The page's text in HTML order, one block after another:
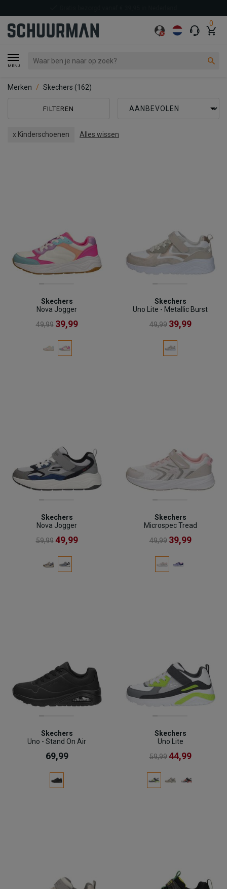
0
MENU
Merken Skechers (162)
FILTEREN
x Kinderschoenen Alles wissen
Skechers
Nova Jogger
49,99 39,99
Skechers
Uno Lite - Metallic Burst
49,99 39,99
Skechers
Nova Jogger
59,99 49,99
Skechers
Microspec Tread
49,99 39,99
Skechers
Uno - Stand On Air
69,99
Skechers
Uno Lite
59,99 44,99